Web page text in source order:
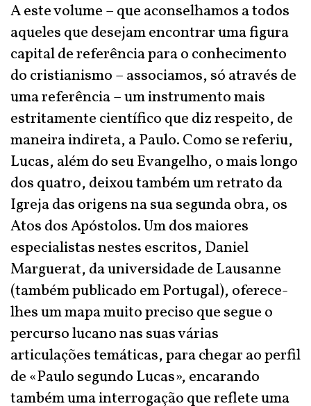
A este volume – que aconselhamos a todos
aqueles que desejam encontrar uma figura
capital de referência para o conhecimento
do cristianismo – associamos, só através de
uma referência – um instrumento mais
estritamente científico que diz respeito, de
maneira indireta, a Paulo. Como se referiu,
Lucas, além do seu Evangelho, o mais longo
dos quatro, deixou também um retrato da
Igreja das origens na sua segunda obra, os
Atos dos Apóstolos. Um dos maiores
especialistas nestes escritos, Daniel
Marguerat, da universidade de Lausanne
(também publicado em Portugal), oferece-
lhes um mapa muito preciso que segue o
percurso lucano nas suas várias
articulações temáticas, para chegar ao perfil
de «Paulo segundo Lucas», encarando
também uma interrogação que reflete uma